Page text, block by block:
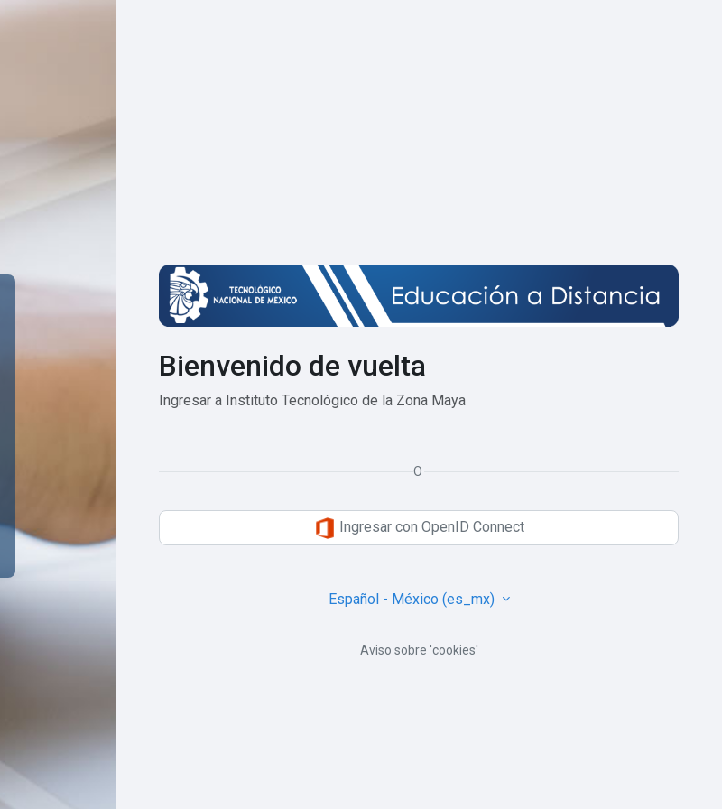
Bienvenido de vuelta
Ingresar a Instituto Tecnológico de la Zona Maya
O
Ingresar con OpenID Connect
Español - México ‎(es_mx)‎
Aviso sobre 'cookies'